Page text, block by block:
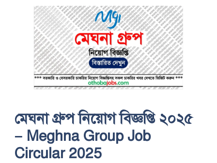
মেঘনা গ্রুপ নিয়োগ বিজ্ঞপ্তি ২০২৫
– Meghna Group Job
Circular 2025